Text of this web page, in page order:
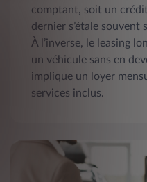
comptant, soit un
dernier s’étale souvent
À l’inverse, le leasing
un véhicule sans en
implique un loyer
services inclus.